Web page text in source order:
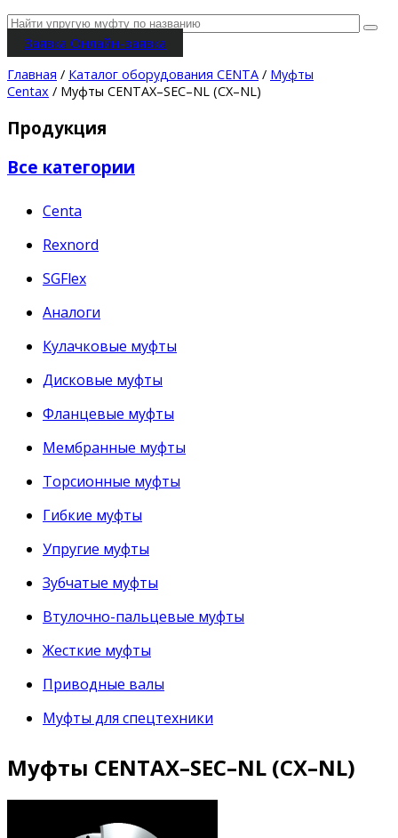
Заявка Онлайн-заявка
Главная / Каталог оборудования CENTA / Муфты
Centax / Муфты CENTAX–SEC–NL (CX–NL)
Продукция
Все категории
Centa
Rexnord
SGFlex
Аналоги
Кулачковые муфты
Дисковые муфты
Фланцевые муфты
Мембранные муфты
Торсионные муфты
Гибкие муфты
Упругие муфты
Зубчатые муфты
Втулочно-пальцевые муфты
Жесткие муфты
Приводные валы
Муфты для спецтехники
Муфты CENTAX–SEC–NL (CX–NL)